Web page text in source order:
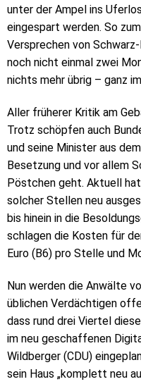
unter der Ampel ins
eingespart werden. So
Versprechen von
noch nicht einmal zwei
nichts mehr übrig – ganz
Aller früherer Kritik am
Trotz schöpfen auch
und seine Minister aus
Besetzung und vor allem
Pöstchen geht. Aktuell
solcher Stellen neu
bis hinein in die
schlagen die Kosten für
Euro (B6) pro Stelle und
Nun werden die Anwälte
üblichen Verdächtigen
dass rund drei Viertel
im neu geschaffenen
Wildberger (CDU)
sein Haus „komplett neu